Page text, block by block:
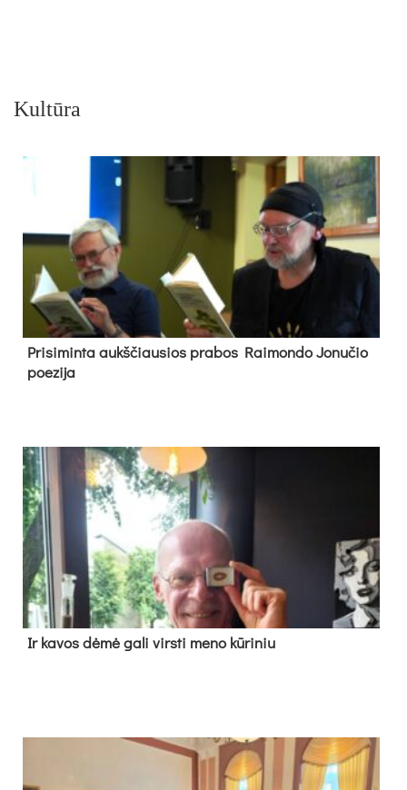
Kultūra
Pri­si­min­ta aukš­čiau­sios pra­bos Rai­mon­do Jo­nu­čio
poe­zi­ja
Ir ka­vos dė­mė ga­li virs­ti me­no kū­ri­niu